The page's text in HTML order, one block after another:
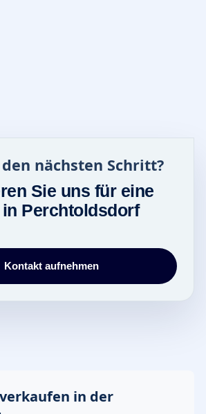
nächsten Schritt?
Sie uns für eine
Perchtoldsdorf
Kontakt aufnehmen
in der